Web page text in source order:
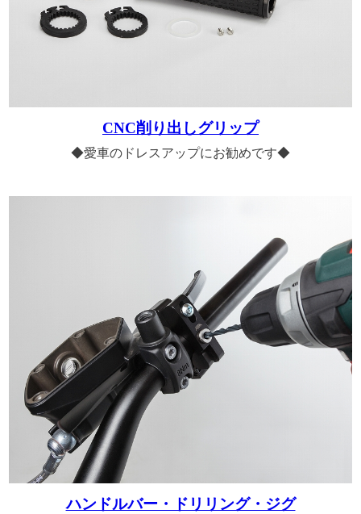
CNC削り出しグリップ
◆愛車のドレスアップにお勧めです◆
ハンドルバー・ドリリング・ジグ